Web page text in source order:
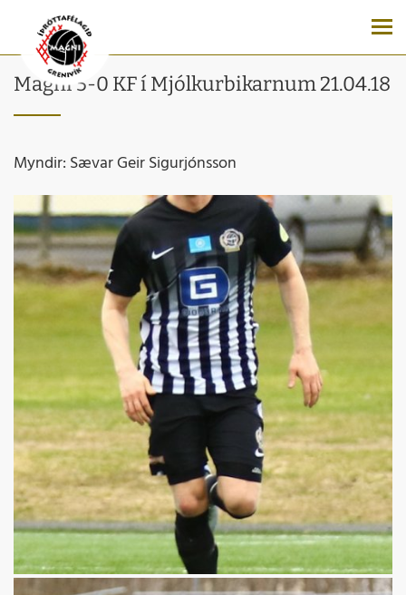
Magni 5-0 KF í Mjólkurbikarnum 21.04.18
Myndir: Sævar Geir Sigurjónsson